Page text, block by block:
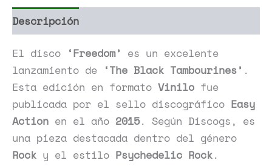
Descripción
El disco ‘Freedom’ es un excelente
lanzamiento de ‘The Black Tambourines’ .
Esta edición en formato Vinilo fue
publicada por el sello discográfico Easy
Action en el año 2015. Según Discogs, es
una pieza destacada dentro del género
Rock y el estilo Psychedelic Rock.